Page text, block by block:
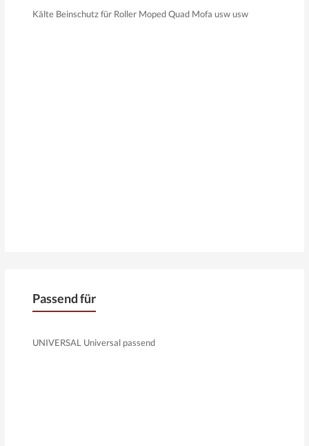
Kälte Beinschutz für Roller Moped Quad Mofa usw usw
Passend für
UNIVERSAL Universal passend